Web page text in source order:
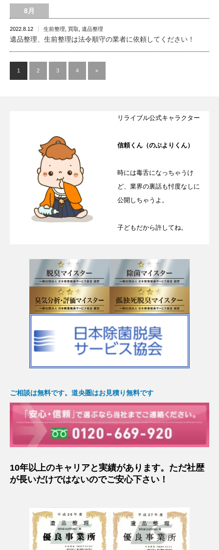
8月
2022.8.12 生前整理 買取 遺品整理
遺品整理、生前整理は法令順守の業者に依頼してください！
1 2 3 4 »
リライブル公式キャラクター
信頼くん（のぶよりくん）
時には毒舌になっちゃうけ
ど、業界の裏話も忖度なしに
公開しちゃうよ。
子どもだから許してね。
ご相談は無料です。道央圏はお見積り無料です
10年以上のキャリアと実績があります。ただ社歴
が長いだけではないのでご安心下さい！